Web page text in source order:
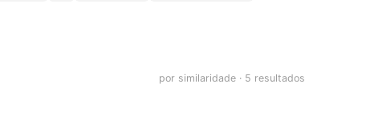
por similaridade · 5 resultados